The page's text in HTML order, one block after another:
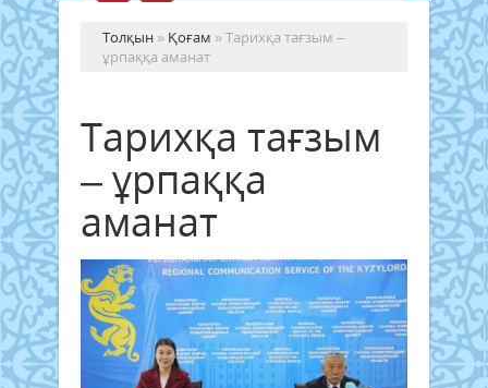
Толқын » Қоғам » Тарихқа тағзым –
ұрпаққа аманат
Тарихқа тағзым
– ұрпаққа
аманат